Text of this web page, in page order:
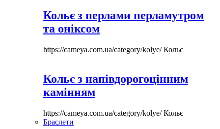
Кольє з перлами перламутром
та оніксом
https://cameya.com.ua/category/kolye/Кольє
Кольє з напівдорогоцінним
камінням
https://cameya.com.ua/category/kolye/Кольє
Браслети